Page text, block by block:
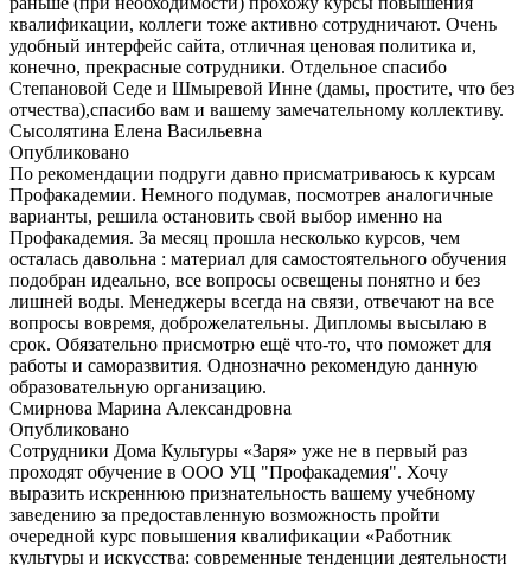
квалификации, коллеги тоже активно сотрудничают. Очень
удобный интерфейс сайта, отличная ценовая политика и,
конечно, прекрасные сотрудники. Отдельное спасибо
Степановой Седе и Шмыревой Инне (дамы, простите, что без
отчества),спасибо вам и вашему замечательному коллективу.
Сысолятина Елена Васильевна
Опубликовано
По рекомендации подруги давно присматриваюсь к курсам
Профакадемии. Немного подумав, посмотрев аналогичные
варианты, решила остановить свой выбор именно на
Профакадемия. За месяц прошла несколько курсов, чем
осталась давольна : материал для самостоятельного обучения
подобран идеально, все вопросы освещены понятно и без
лишней воды. Менеджеры всегда на связи, отвечают на все
вопросы вовремя, доброжелательны. Дипломы высылаю в
срок. Обязательно присмотрю ещё что-то, что поможет для
работы и саморазвития. Однозначно рекомендую данную
образовательную организацию.
Смирнова Марина Александровна
Опубликовано
Сотрудники Дома Культуры «Заря» уже не в первый раз
проходят обучение в ООО УЦ "Профакадемия". Хочу
выразить искреннюю признательность вашему учебному
заведению за предоставленную возможность пройти
очередной курс повышения квалификации «Работник
культуры и искусства: современные тенденции деятельности